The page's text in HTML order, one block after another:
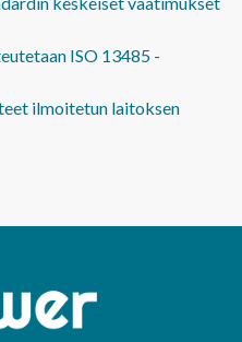
ISO 13485 -
ilmoitetun laitoksen